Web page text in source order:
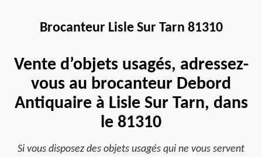
Brocanteur Lisle Sur Tarn 81310
Vente d’objets usagés, adressez-
vous au brocanteur Debord
Antiquaire à Lisle Sur Tarn, dans
le 81310
Si vous disposez des objets usagés qui ne vous servent